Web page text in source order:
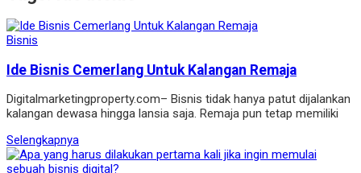
Bisnis
Ide Bisnis Cemerlang Untuk Kalangan Remaja
Digitalmarketingproperty.com– Bisnis tidak hanya patut dijalankan
kalangan dewasa hingga lansia saja. Remaja pun tetap memiliki
Selengkapnya